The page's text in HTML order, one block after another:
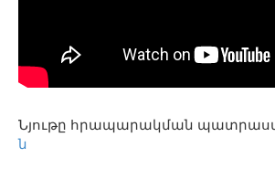
Նյութը հրապարակման
ն